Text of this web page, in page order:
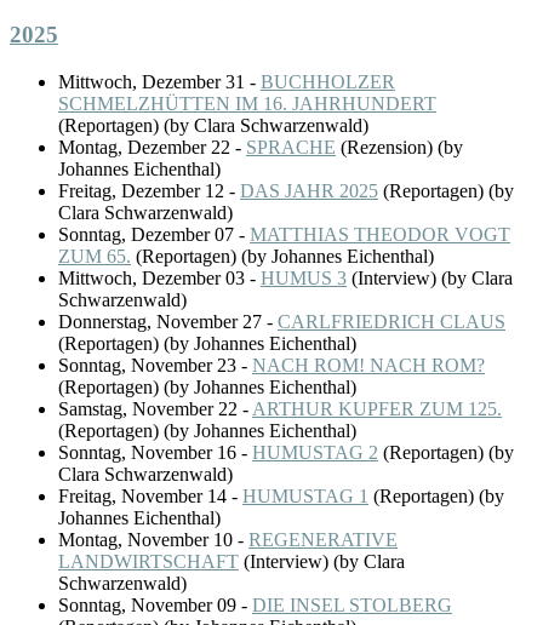
2025
Mittwoch, Dezember 31 - BUCHHOLZER
SCHMELZHÜTTEN IM 16. JAHRHUNDERT
(Reportagen) (by Clara Schwarzenwald)
Montag, Dezember 22 - SPRACHE (Rezension) (by
Johannes Eichenthal)
Freitag, Dezember 12 - DAS JAHR 2025 (Reportagen) (by
Clara Schwarzenwald)
Sonntag, Dezember 07 - MATTHIAS THEODOR VOGT
ZUM 65. (Reportagen) (by Johannes Eichenthal)
Mittwoch, Dezember 03 - HUMUS 3 (Interview) (by Clara
Schwarzenwald)
Donnerstag, November 27 - CARLFRIEDRICH CLAUS
(Reportagen) (by Johannes Eichenthal)
Sonntag, November 23 - NACH ROM! NACH ROM?
(Reportagen) (by Johannes Eichenthal)
Samstag, November 22 - ARTHUR KUPFER ZUM 125.
(Reportagen) (by Johannes Eichenthal)
Sonntag, November 16 - HUMUSTAG 2 (Reportagen) (by
Clara Schwarzenwald)
Freitag, November 14 - HUMUSTAG 1 (Reportagen) (by
Johannes Eichenthal)
Montag, November 10 - REGENERATIVE
LANDWIRTSCHAFT (Interview) (by Clara
Schwarzenwald)
Sonntag, November 09 - DIE INSEL STOLBERG